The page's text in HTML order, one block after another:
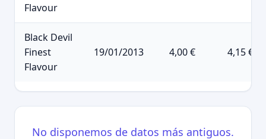
Flavour
Black Devil
Finest
Flavour
19/01/2013 4,00 € 4,15 €
No disponemos de datos más antiguos.